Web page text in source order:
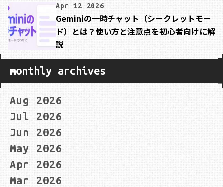
Apr 12 2026
Geminiの一時チャット（シークレットモー
ド）とは？使い方と注意点を初心者向けに解
説
monthly archives
Aug 2026
Jul 2026
Jun 2026
May 2026
Apr 2026
Mar 2026